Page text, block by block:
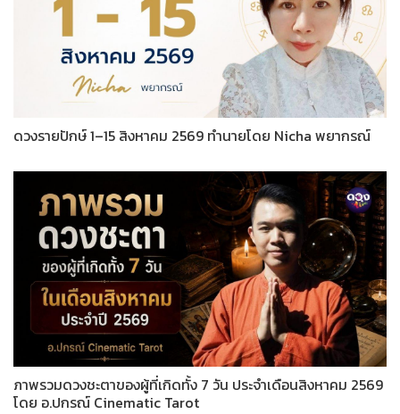
ดวงรายปักษ์ 1–15 สิงหาคม 2569 ทำนายโดย Nicha พยากรณ์
ภาพรวมดวงชะตาของผู้ที่เกิดทั้ง 7 วัน ประจำเดือนสิงหาคม 2569
โดย อ.ปกรณ์ Cinematic Tarot